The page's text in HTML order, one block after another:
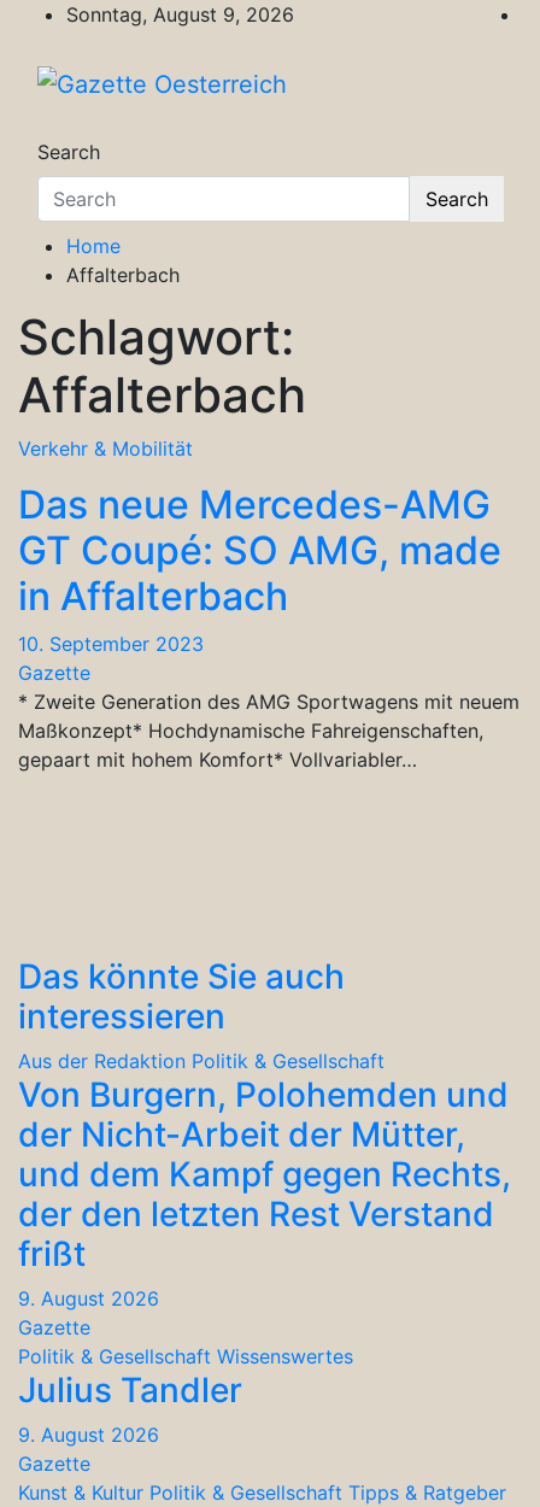
content
Sonntag, August 9, 2026
Search
Search
Home
Affalterbach
Schlagwort:
Affalterbach
Verkehr & Mobilität
Das neue Mercedes-AMG
GT Coupé: SO AMG, made
in Affalterbach
10. September 2023
Gazette
* Zweite Generation des AMG Sportwagens mit neuem
Maßkonzept* Hochdynamische Fahreigenschaften,
gepaart mit hohem Komfort* Vollvariabler…
Das könnte Sie auch
interessieren
Aus der Redaktion Politik & Gesellschaft
Von Burgern, Polohemden und
der Nicht-Arbeit der Mütter,
und dem Kampf gegen Rechts,
der den letzten Rest Verstand
frißt
9. August 2026
Gazette
Politik & Gesellschaft Wissenswertes
Julius Tandler
9. August 2026
Gazette
Kunst & Kultur Politik & Gesellschaft Tipps & Ratgeber